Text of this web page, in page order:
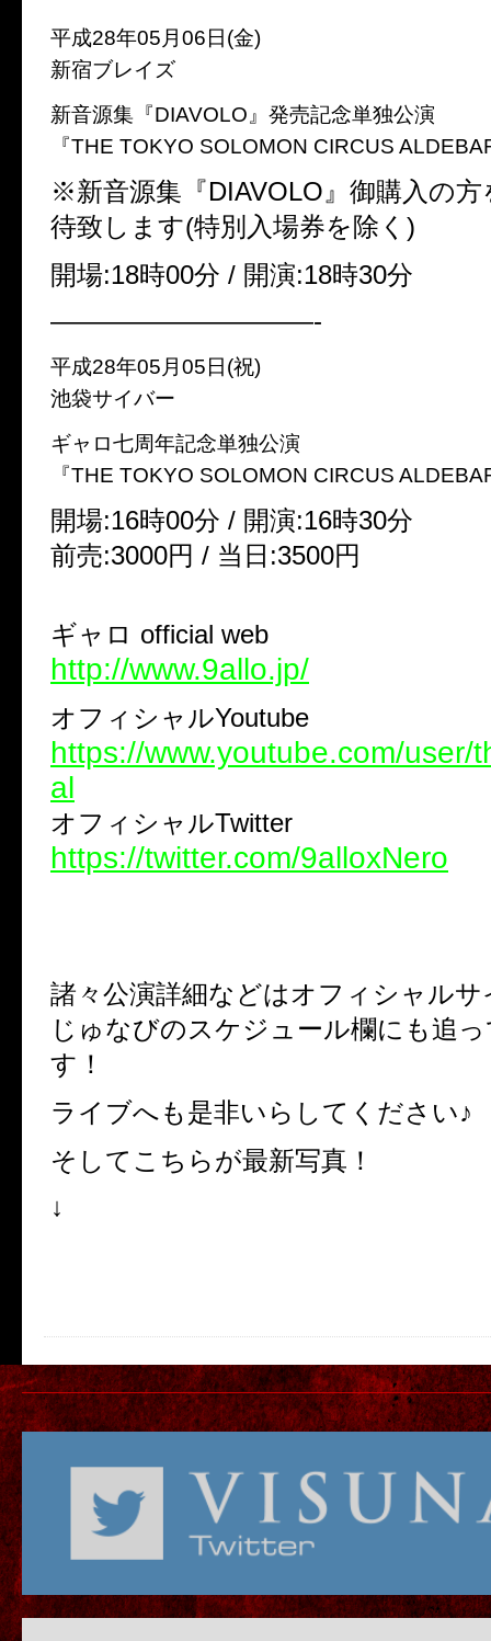
平成28年05月06日(金)
新宿ブレイズ
新音源集『DIAVOLO』発売記念単独公演
『THE TOKYO SOLOMON CIRCUS
※新音源集『DIAVOLO』御購入の方
待致します(特別入場券を除く)
開場:18時00分 / 開演:18時30分
——————————-
平成28年05月05日(祝)
池袋サイバー
ギャロ七周年記念単独公演
『THE TOKYO SOLOMON CIRCUS
開場:16時00分 / 開演:16時30分
前売:3000円 / 当日:3500円
ギャロ official web
http://www.9allo.jp/
オフィシャルYoutube
https://www.youtube.com/user/
al
オフィシャルTwitter
https://twitter.com/9alloxNero
諸々公演詳細などはオフィシャル
じゅなびのスケジュール欄にも追
す！
ライブへも是非いらしてください♪
そしてこちらが最新写真！
↓